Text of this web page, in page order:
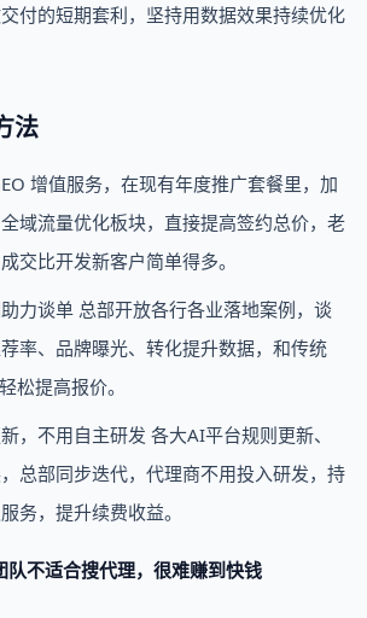
付的短期套利，坚持用数据效果持续优化
法
增值服务，在现有年度推广套餐里，加
域流量优化板块，直接提高签约总价，老
交比开发新客户简单得多。
力谈单 总部开放各行各业落地案例，谈
率、品牌曝光、转化提升数据，和传统
松提高报价。
，不用自主研发 各大AI平台规则更新、
总部同步迭代，代理商不用投入研发，持
务，提升续费收益。
队不适合搜代理，很难赚到快钱